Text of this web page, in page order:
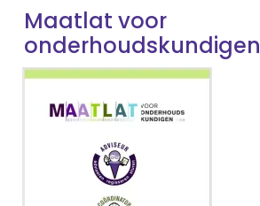
Maatlat voor
onderhoudskundigen